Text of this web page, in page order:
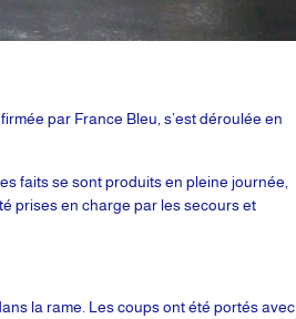
par France Bleu, s’est déroulée en
faits se sont produits en pleine journée,
prises en charge par les secours et
la rame. Les coups ont été portés avec